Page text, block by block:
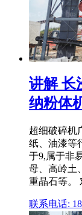
讲解 长
纳粉体
超细破碎机
纸、油漆等
于9,属于非
母、高岭土
重晶石等。
联系电话: